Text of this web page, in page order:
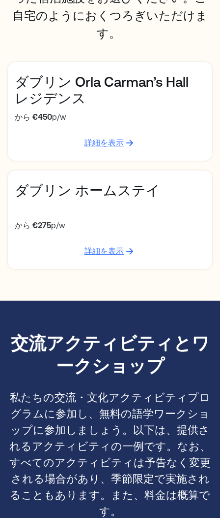
自宅のようにおくつろぎいただけま
す。
ダブリン Orla Carman’s Hall
レジデンス
から €450p/w
詳細を表示
ダブリン ホームステイ
から €275p/w
詳細を表示
交流アクティビティとワ
ークショップ
私たちの交流・文化アクティビティプロ
グラムに参加し、無料の語学ワークショ
ップに参加しましょう。以下は、提供さ
れるアクティビティの一例です。なお、
すべてのアクティビティは予告なく変更
される場合があり、季節限定で実施され
ることもあります。また、料金は概算で
す。